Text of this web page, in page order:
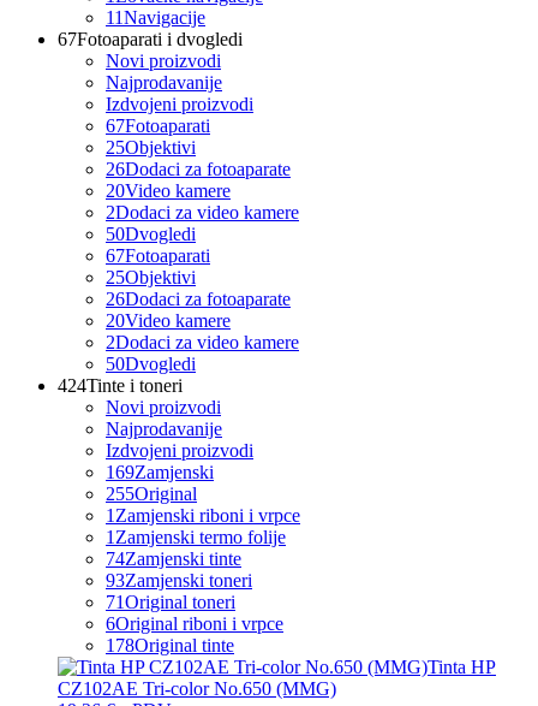
11Navigacije
67Fotoaparati i dvogledi
Novi proizvodi
Najprodavanije
Izdvojeni proizvodi
67Fotoaparati
25Objektivi
26Dodaci za fotoaparate
20Video kamere
2Dodaci za video kamere
50Dvogledi
67Fotoaparati
25Objektivi
26Dodaci za fotoaparate
20Video kamere
2Dodaci za video kamere
50Dvogledi
424Tinte i toneri
Novi proizvodi
Najprodavanije
Izdvojeni proizvodi
169Zamjenski
255Original
1 Zamjenski riboni i vrpce
1 Zamjenski termo folije
74Zamjenski tinte
93Zamjenski toneri
71Original toneri
6Original riboni i vrpce
178Original tinte
Tinta HP
CZ102AE Tri-color No.650 (MMG)